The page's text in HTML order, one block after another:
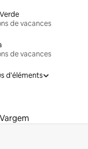
de vacances
de vacances
d'éléments
Vargem